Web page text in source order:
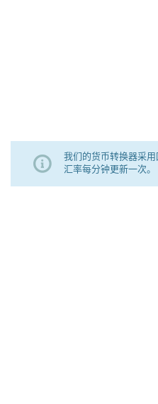
我们的货币转换器采用
汇率每分钟更新一次。